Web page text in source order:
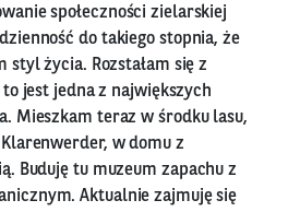
społeczności zielarskiej
do takiego stopnia, że
styl życia. Rozstałam się z
jest jedna z największych
Mieszkam teraz w środku lasu,
w domu z
Buduję tu muzeum zapachu z
Aktualnie zajmuję się